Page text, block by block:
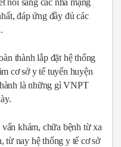
nối sang các nhà mạng
đáp ứng đầy đủ các
thành lắp đặt hệ thống
cơ sở y tế tuyến huyện
là những gì VNPT
khám, chữa bệnh từ xa
từ nay hệ thống y tế cơ sở